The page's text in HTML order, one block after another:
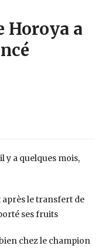
Horoya a
y a quelques mois,
le transfert de
ses fruits
chez le champion